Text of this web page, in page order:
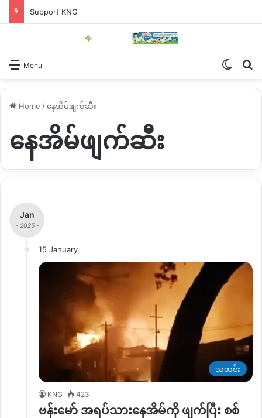
Support KNG
Menu
Home /နေအိမ်ဖျက်ဆီး
နေအိမ်ဖျက်ဆီး
Jan
- 2025 -
15 January
သတင်း
KNG 423
ဗန်းမော် အရပ်သားနေအိမ်ကို ဖျက်ပြီး စစ်